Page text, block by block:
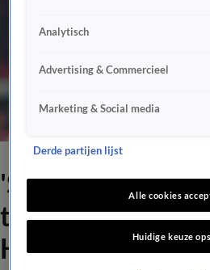
'Slot in beeld als
trainer van
Hotspur'
Analytisch
Advertising & Commercieel
Marketing & Social media
Derde partijen lijst
Alle cookies
Huidige keuze